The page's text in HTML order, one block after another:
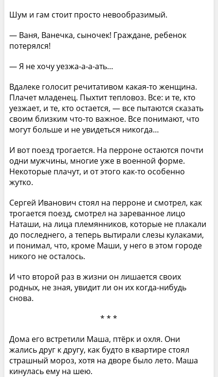
Шум и гам стоит просто невообразимый.
— Ваня, Ванечка, сыночек! Граждане, ребенок
потерялся!
— Я не хочу уезжа-а-а-ать…
Вдалеке голосит речитативом какая-то женщина.
Плачет младенец. Пыхтит тепловоз. Все: и те, кто
уезжает, и те, кто остается, — все пытаются сказать
своим близким что-то важное. Все понимают, что
могут больше и не увидеться никогда…
И вот поезд трогается. На перроне остаются почти
одни мужчины, многие уже в военной форме.
Некоторые плачут, и от этого как-то особенно
жутко.
Сергей Иванович стоял на перроне и смотрел, как
трогается поезд, смотрел на зареванное лицо
Наташи, на лица племянников, которые не плакали
до последнего, а теперь вытирали слезы кулаками,
и понимал, что, кроме Маши, у него в этом городе
никого не осталось.
И что второй раз в жизни он лишается своих
родных, не зная, увидит ли он их когда-нибудь
снова.
* * *
Дома его встретили Маша, птёрк и охля. Они
жались друг к другу, как будто в квартире стоял
страшный мороз, хотя на дворе было лето. Маша
кинулась ему на шею.